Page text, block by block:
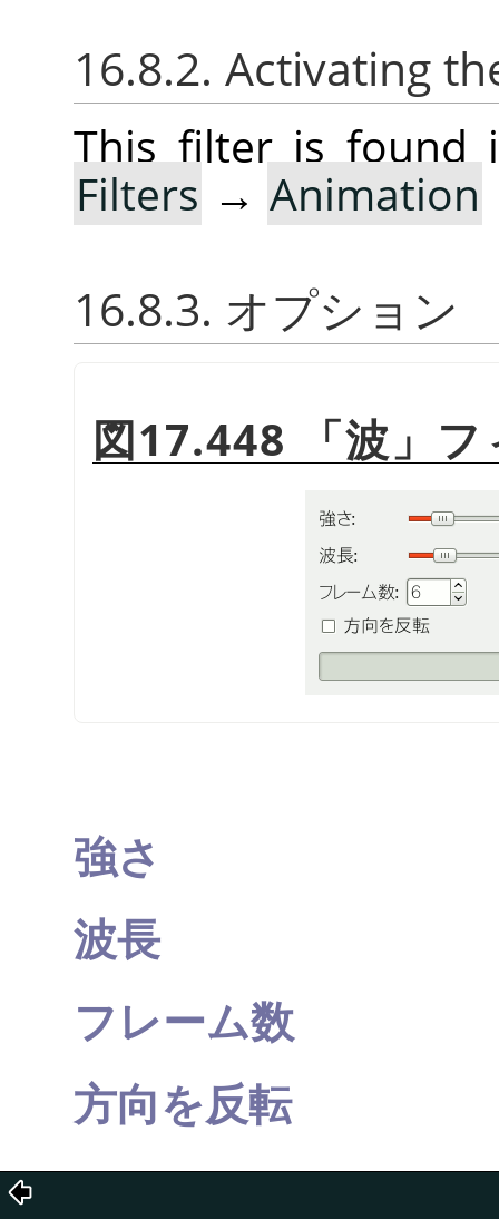
16.8.2. Activating
This filter is found
Filters → Animation
16.8.3. オプション
図17.448 「波 」
強さ
波長
フレーム数
方向を反転